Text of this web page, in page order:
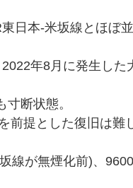
日本-米坂線とほぼ
年8月に発生し
寸断状態。
前提とした復旧は
線が無煙化前)、